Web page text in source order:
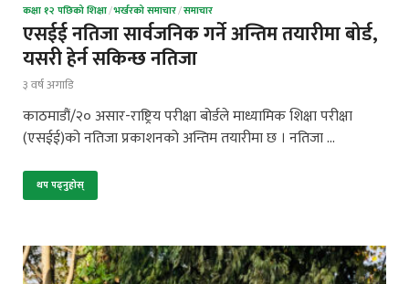
कक्षा १२ पछिको शिक्षा/भर्खरको समाचार/समाचार
एसईई नतिजा सार्वजनिक गर्ने अन्तिम तयारीमा बोर्ड,
यसरी हेर्न सकिन्छ नतिजा
३ वर्ष अगाडि
काठमाडौं/२० असार-राष्ट्रिय परीक्षा बोर्डले माध्यामिक शिक्षा परीक्षा
(एसईई)को नतिजा प्रकाशनको अन्तिम तयारीमा छ । नतिजा …
थप पढ्नुहोस्